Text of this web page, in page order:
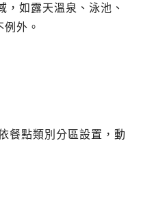
，如露天溫泉、泳池、
外。
餐點類別分區設置，動